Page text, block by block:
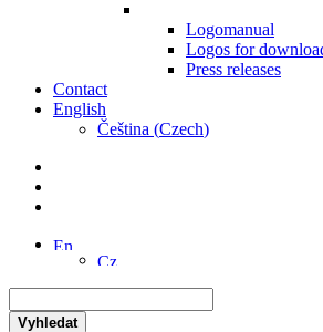
Logomanual
Logos for
Press releases
Contact
English
Čeština (Czech)
Vyhledat